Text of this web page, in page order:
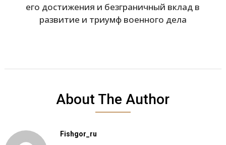
его достижения и безграничный вклад в
развитие и триумф военного дела
About The Author
Fishgor_ru